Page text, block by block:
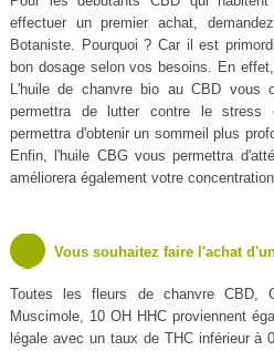
effectuer un premier achat,
Botaniste. Pourquoi ? Car il est
bon dosage selon vos besoins. En
L'huile de chanvre bio au CBD vous
permettra de lutter contre le stress
permettra d'obtenir un sommeil plus
Enfin, l'huile CBG vous permettra
améliorera également votre
Vous souhaitez faire l'achat
Toutes les fleurs de chanvre CBD,
Muscimole, 10 OH HHC proviennent
légale avec un taux de THC inférieur à